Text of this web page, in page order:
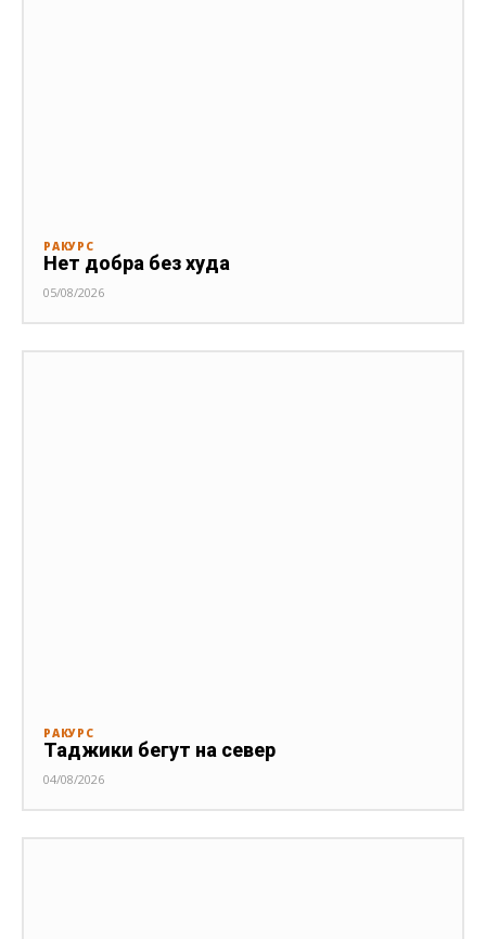
РАКУРС
Нет добра без худа
05/08/2026
РАКУРС
Таджики бегут на север
04/08/2026